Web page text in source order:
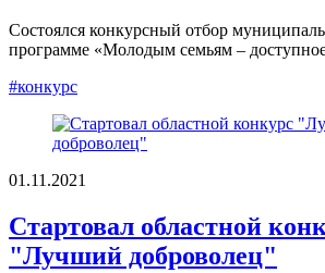
Состоялся конкурсный отбор
программе «Молодым семьям –
#конкурс
01.11.2021
Стартовал областной
"Лучший доброволец"